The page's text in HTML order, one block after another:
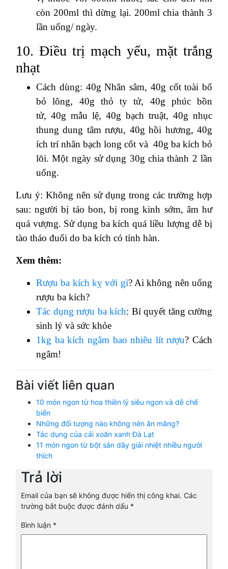
còn 200ml thì dừng lại. 200ml chia thành 3
lần uống/ ngày.
10. Điều trị mạch yếu, mặt trắng
nhạt
Cách dùng: 40g Nhân sâm, 40g cốt toài bổ
bỏ lông, 40g thỏ ty tử, 40g phúc bồn
tử, 40g mẫu lệ, 40g bạch truật, 40g nhục
thung dung tâm rượu, 40g hồi hương, 40g
ích trí nhân bạch long cốt và 40g ba kích bỏ
lõi. Một ngày sử dụng 30g chia thành 2 lần
uống.
Lưu ý: Không nên sử dụng trong các trường hợp
sau: người bị táo bon, bị rong kinh sớm, âm hư
quá vượng. Sử dụng ba kích quá liều lượng dễ bị
tào tháo đuổi do ba kích có tính hàn.
Xem thêm:
Rượu ba kích kỵ với gì? Ai không nên uống
rượu ba kích?
Tác dụng rượu ba kích: Bí quyết tăng cường
sinh lý và sức khỏe
1kg ba kích ngâm bao nhiêu lít rượu? Cách
ngâm!
Bài viết liên quan
10 món ngon từ hoa thiên lý siêu ngon và dễ chế
biến
Những đối tượng nào không nên ăn măng?
Tác dụng của cải xoăn xanh Đà Lạt
11 món ngon từ bột sắn dây giải nhiệt nhiều người
thích
Trả lời
Email của bạn sẽ không được hiển thị công khai. Các
trường bắt buộc được đánh dấu *
Bình luận *